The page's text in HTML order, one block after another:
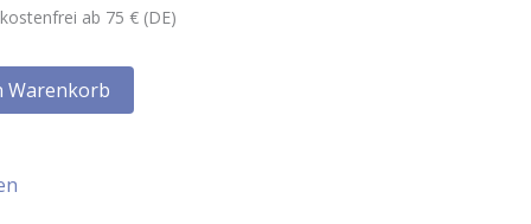
ab 75 € (DE)
Warenkorb